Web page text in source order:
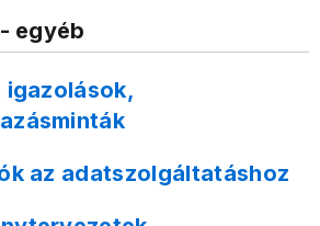
egyéb
az adatszolgáltatáshoz